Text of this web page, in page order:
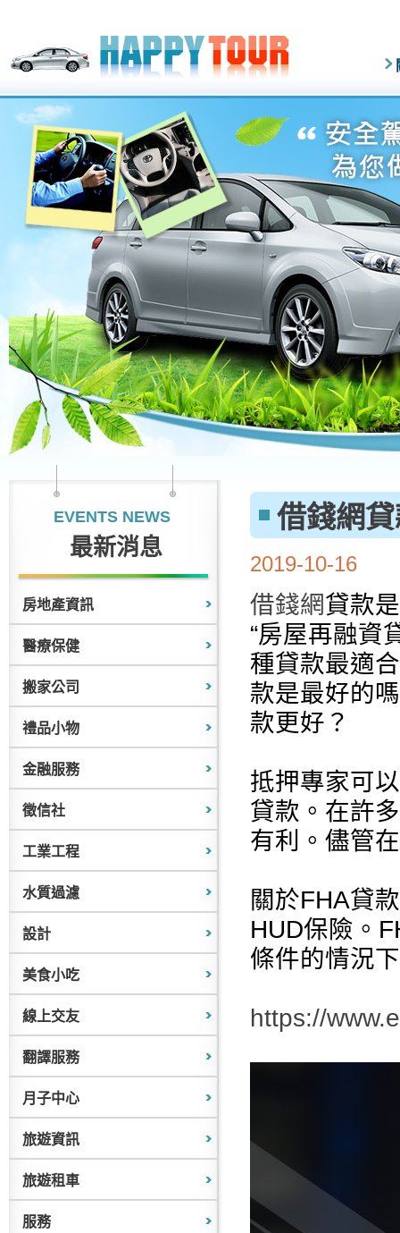
EVENTS NEWS
最新消息
房地產資訊
醫療保健
搬家公司
禮品小物
金融服務
徵信社
工業工程
水質過濾
設計
美食小吃
線上交友
翻譯服務
月子中心
旅遊資訊
旅遊租車
服務
借錢網
2019-10-16
借錢網貸款
“房屋再融資
種貸款最適
款是最好的
款更好？
抵押專家可
貸款。在許
有利。儘管
關於FHA貸
HUD保險。
條件的情況
https://